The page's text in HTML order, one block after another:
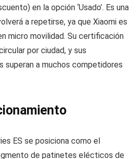
en la opción ‘Usado’. Es una
a repetirse, ya que Xiaomi es
micro movilidad. Su certificación
por ciudad, y sus
a muchos competidores
ES se posiciona como el
de patinetes elécticos de